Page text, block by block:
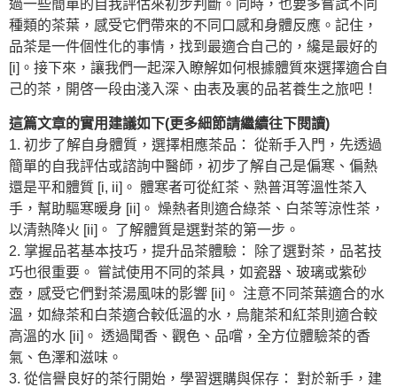
過一些簡單的自我評估來初步判斷。同時，也要多嘗試不同
種類的茶葉，感受它們帶來的不同口感和身體反應。記住，
品茶是一件個性化的事情，找到最適合自己的，纔是最好的
[i]。接下來，讓我們一起深入瞭解如何根據體質來選擇適合自
己的茶，開啓一段由淺入深、由表及裏的品茗養生之旅吧！
這篇文章的實用建議如下(更多細節請繼續往下閱讀)
1. 初步了解自身體質，選擇相應茶品： 從新手入門，先透過
簡單的自我評估或諮詢中醫師，初步了解自己是偏寒、偏熱
還是平和體質 [i, ii]。 體寒者可從紅茶、熟普洱等溫性茶入
手，幫助驅寒暖身 [ii]。 燥熱者則適合綠茶、白茶等涼性茶，
以清熱降火 [ii]。 了解體質是選對茶的第一步。
2. 掌握品茗基本技巧，提升品茶體驗： 除了選對茶，品茗技
巧也很重要。 嘗試使用不同的茶具，如瓷器、玻璃或紫砂
壺，感受它們對茶湯風味的影響 [ii]。 注意不同茶葉適合的水
溫，如綠茶和白茶適合較低溫的水，烏龍茶和紅茶則適合較
高溫的水 [ii]。 透過聞香、觀色、品嚐，全方位體驗茶的香
氣、色澤和滋味。
3. 從信譽良好的茶行開始，學習選購與保存： 對於新手，建